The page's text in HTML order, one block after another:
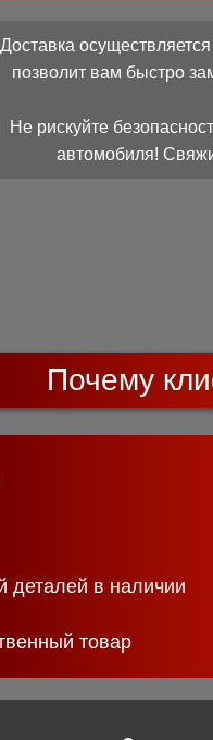
Доставка
позволит вам быстро
Не рискуйте
автомобиля!
Почему
деталей в наличии
товар